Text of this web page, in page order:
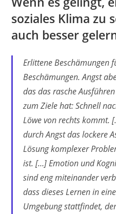
soziales Klima zu
auch besser
Erlittene Beschämungen
Beschämungen. Angst
das das rasche
zum Ziele hat: Schnell
Löwe von rechts kommt.
durch Angst das lockere
Lösung komplexer
ist. […] Emotion und
sind eng miteinander
dass dieses Lernen in
Umgebung stattfindet,